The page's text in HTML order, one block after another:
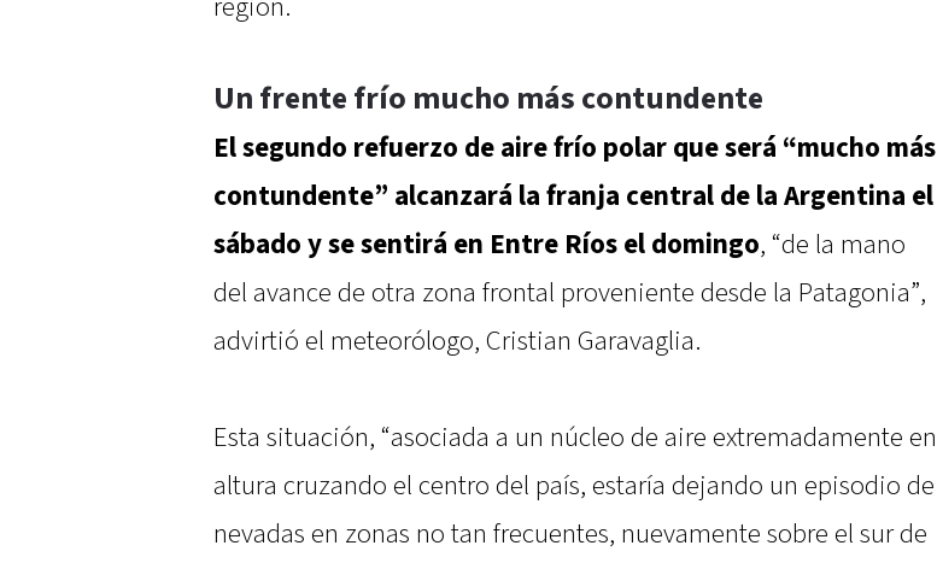
región.
Un frente frío mucho más contundente
El segundo refuerzo de aire frío polar que será “mucho más
contundente” alcanzará la franja central de la Argentina el
sábado y se sentirá en Entre Ríos el domingo, “de la mano
del avance de otra zona frontal proveniente desde la Patagonia”,
advirtió el meteorólogo, Cristian Garavaglia.
Esta situación, “asociada a un núcleo de aire extremadamente en
altura cruzando el centro del país, estaría dejando un episodio de
nevadas en zonas no tan frecuentes, nuevamente sobre el sur de